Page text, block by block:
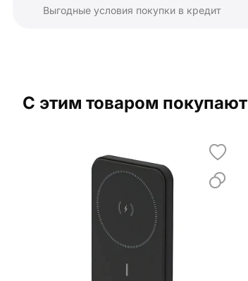
Выгодные условия покупки в кредит
С этим товаром покупают